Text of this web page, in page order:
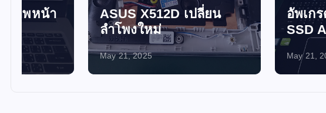
ASUS X512D เปลี่ยน
ลำโพงใหม่
May 21, 2025
อัพเกรดเครื่อง เ
SSD ACER
May 21, 2025